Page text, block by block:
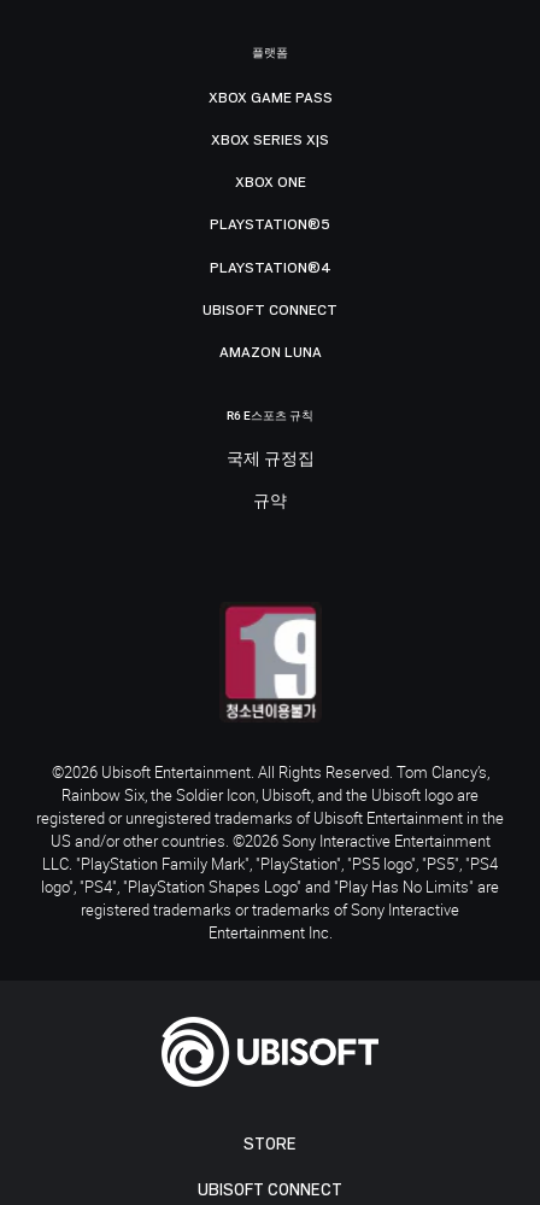
STORE
UBISOFT CONNECT
플랫폼
XBOX GAME PASS
XBOX SERIES X|S
XBOX ONE
PLAYSTATION®5
PLAYSTATION®4
UBISOFT CONNECT
AMAZON LUNA
R6 E스포츠 규칙
국제 규정집
규약
©2026 Ubisoft Entertainment. All Rights Reserved. Tom Clancy’s,
Rainbow Six, the Soldier Icon, Ubisoft, and the Ubisoft logo are
registered or unregistered trademarks of Ubisoft Entertainment in the
US and/or other countries. ©2026 Sony Interactive Entertainment
LLC. "PlayStation Family Mark", "PlayStation", "PS5 logo", "PS5", "PS4
logo", "PS4", "PlayStation Shapes Logo" and "Play Has No Limits" are
registered trademarks or trademarks of Sony Interactive
Entertainment Inc.